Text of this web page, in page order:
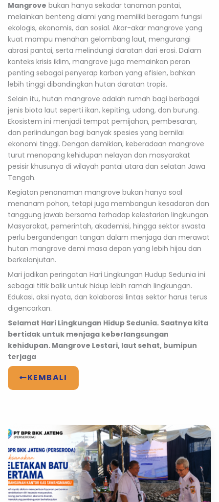
Mangrove bukan hanya sekadar tanaman pantai,
melainkan benteng alami yang memiliki beragam fungsi
ekologis, ekonomis, dan sosial. Akar-akar mangrove yang
kuat mampu menahan gelombang laut, mengurangi
abrasi pantai, serta melindungi daratan dari erosi. Dalam
konteks krisis iklim, mangrove juga memainkan peran
penting sebagai penyerap karbon yang efisien, bahkan
lebih tinggi dibandingkan hutan daratan tropis.
Selain itu, hutan mangrove adalah rumah bagi berbagai
jenis biota laut seperti ikan, kepiting, udang, dan burung.
Ekosistem ini menjadi tempat pemijahan, pembesaran,
dan perlindungan bagi banyak spesies yang bernilai
ekonomi tinggi. Dengan demikian, keberadaan mangrove
turut menopang kehidupan nelayan dan masyarakat
pesisir khusunya di wilayah pantai utara dan selatan Jawa
Tengah.
Kegiatan penanaman mangrove bukan hanya soal
menanam pohon, tetapi juga membangun kesadaran dan
tanggung jawab bersama terhadap kelestarian lingkungan.
Masyarakat, pemerintah, akademisi, hingga sektor swasta
perlu bergandengan tangan dalam menjaga dan merawat
hutan mangrove demi masa depan yang lebih hijau dan
berkelanjutan.
Mari jadikan peringatan Hari Lingkungan Hudup Sedunia ini
sebagai titik balik untuk hidup lebih ramah lingkungan.
Edukasi, aksi nyata, dan kolaborasi lintas sektor harus terus
digencarkan.
Selamat Hari Lingkungan Hidup Sedunia. Saatnya kita
bertidak untuk menjaga keberlangsungan
kehidupan. Mangrove Lestari, laut sehat, bumipun
terjaga
KEMBALI